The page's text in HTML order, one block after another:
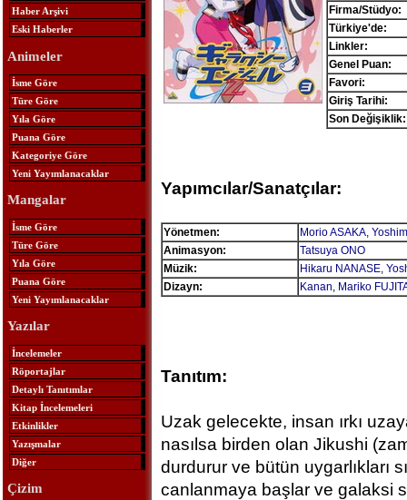
Haber Arşivi
Eski Haberler
Animeler
İsme Göre
Türe Göre
Yıla Göre
Puana Göre
Kategoriye Göre
Yeni Yayımlanacaklar
Mangalar
İsme Göre
Türe Göre
Yıla Göre
Puana Göre
Yeni Yayımlanacaklar
Yazılar
İncelemeler
Röportajlar
Detaylı Tanıtımlar
Kitap İncelemeleri
Etkinlikler
Yazışmalar
Diğer
Çizim
Firma/Stüdyo:
Türkiye'de:
Linkler:
Genel Puan:
Favori:
Giriş Tarihi:
Son Değişiklik:
Yapımcılar/Sanatçılar:
Yönetmen: Morio ASAKA,
Animasyon:
Tatsuya ONO
Müzik:
Hikaru NANASE,
Dizayn:
Kanan, Mariko
Tanıtım:
Uzak gelecekte, insan ırkı
nasılsa birden olan Jikushi
durdurur ve bütün uygarlıkları
canlanmaya başlar ve galaksi